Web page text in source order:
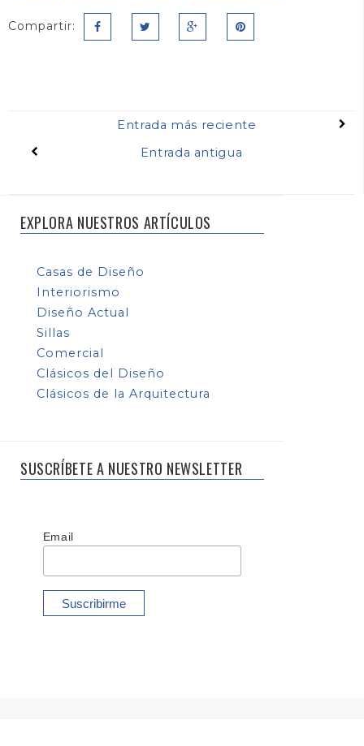
Compartir:
Entrada más reciente
Entrada antigua
EXPLORA NUESTROS ARTÍCULOS
Casas de Diseño
Interiorismo
Diseño Actual
Sillas
Comercial
Clásicos del Diseño
Clásicos de la Arquitectura
SUSCRÍBETE A NUESTRO NEWSLETTER
Email